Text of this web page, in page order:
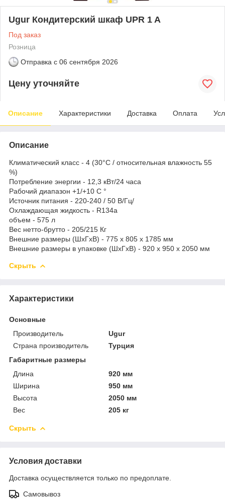
Ugur Кондитерский шкаф UPR 1 A
Под заказ
Розница
Отправка с 06 сентября 2026
Цену уточняйте
Описание Характеристики Доставка Оплата
Описание
Климатический класс - 4 (30°C / относительная влажность 55
%)
Потребление энергии - 12,3 кВт/24 часа
Рабочий диапазон +1/+10 C °
Источник питания - 220-240 / 50 В/Гц/
Охлаждающая жидкость - R134a
объем - 575 л
Вес нетто-брутто - 205/215 Кг
Внешние размеры (ШхГхВ) - 775 x 805 x 1785 мм
Внешние размеры в упаковке (ШхГхВ) - 920 x 950 x 2050 мм
Скрыть
Характеристики
Основные
Производитель
Ugur
Страна производитель
Турция
Габаритные размеры
Длина
920 мм
Ширина
950 мм
Высота
2050 мм
Вес
205 кг
Скрыть
Условия доставки
Доставка осуществляется только по предоплате.
Самовывоз